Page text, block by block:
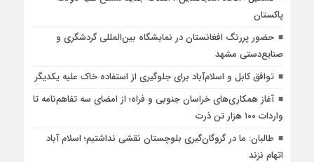
پاکستان
حضور پررنگ افغانستان در نمایشگاه بین‌المللی گردشگری و
صنایع‌دستی مشهد
توافق کابل و اسلام‌آباد برای جلوگیری از استفاده خاک علیه یکدیگر
آغاز همکاری‌های خراسان جنوبی و فراه؛ از امضای سه تفاهم‌نامه تا
واردات ۱۰۰ هزار تن ذرت
طالبان: ما در گروگان‌گیری بلوچستان نقشی نداشتیم؛ اسلام آباد
اتهام نزند